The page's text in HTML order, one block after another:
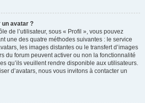
un avatar ?
de l’utilisateur, sous « Profil », vous pouvez
une des quatre méthodes suivantes : le service
les images distantes ou le transfert d’images
du forum peuvent activer ou non la fonctionnalité
qu’ils veuillent rendre disponible aux utilisateurs.
d’avatars, nous vous invitons à contacter un